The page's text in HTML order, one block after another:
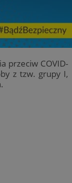
przeciw COVID-
z tzw. grupy I,